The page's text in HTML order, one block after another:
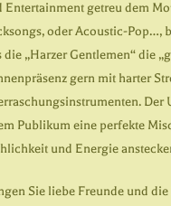
Entertainment getreu dem
oder Acoustic-Pop…,
die „Harzer Gentlemen“ die
gern mit harter
Publikum eine perfekte
und Energie
Sie liebe Freunde und